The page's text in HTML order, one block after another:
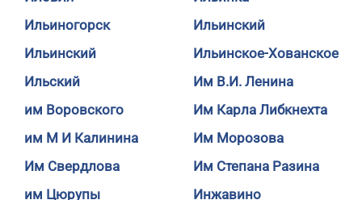
Ильиногорск
Ильинский
Ильинский
Ильинское-Хованское
Ильский
Им В.И. Ленина
им Воровского
Им Карла Либкнехта
им М И Калинина
Им Морозова
Им Свердлова
Им Степана Разина
им Цюрупы
Инжавино